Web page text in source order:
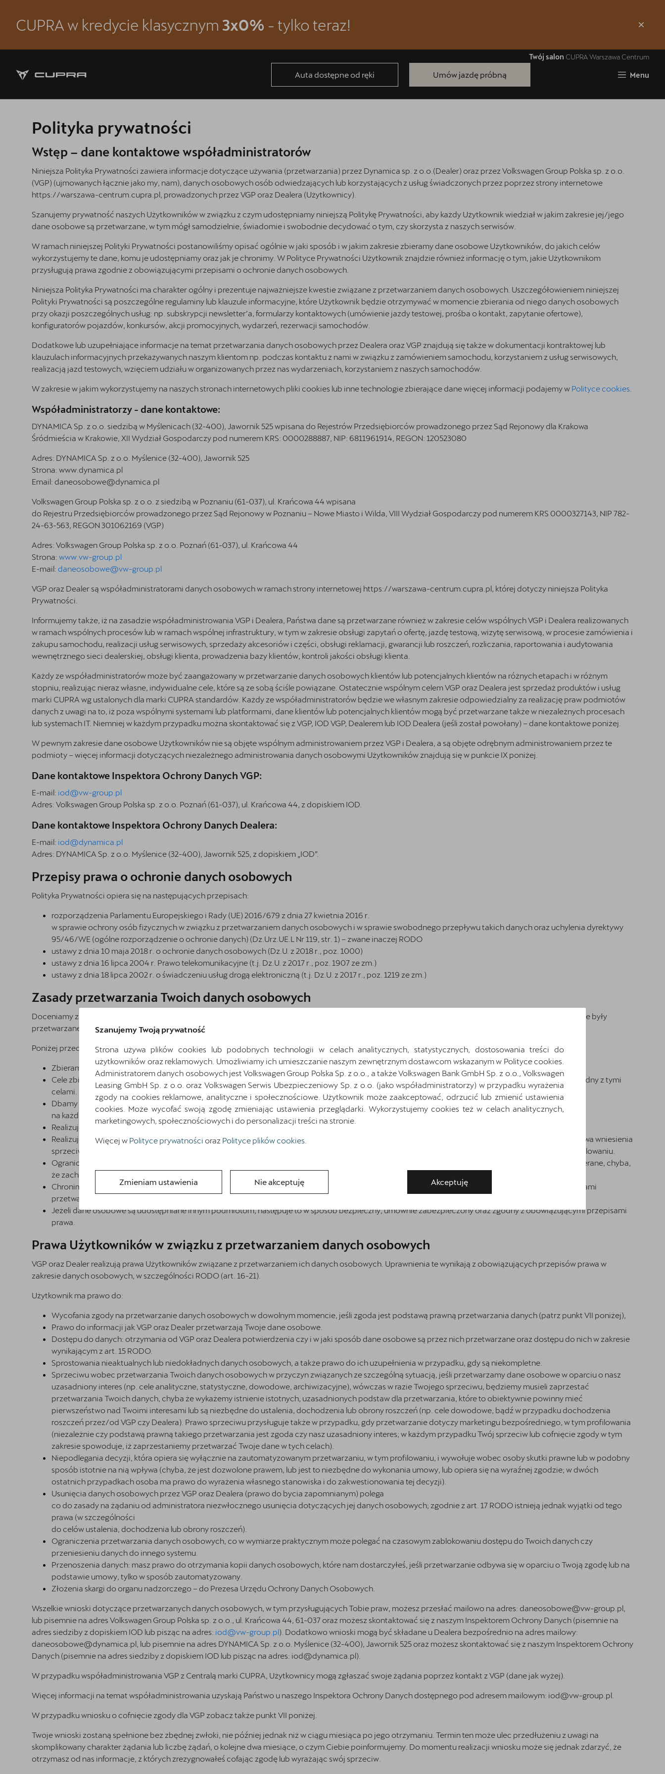
CUPRA w kredycie klasycznym 3x0% - tylko teraz!
Twój salon CUPRA Warszawa Centrum
Auta dostępne od ręki Umów jazdę próbną Menu
Samochody dostępne od ręki
Jazda próbna CUPRĄ
5 lat gwarancji
Finansowanie
Serwis
Oryginalne części zamienne
Akcesoria CUPRA
CUPRA for business
Umów jazdę próbną przez Booksy!
Kontakt
i skrzynią biegów
Polityka prywatności
Wstęp – dane kontaktowe współadministratorów
Niniejsza Polityka Prywatności zawiera informacje dotyczące używania (przetwarzania) przez Dynamica sp. z o.o. (Dealer) oraz przez Volkswagen Group Polska sp. z o.o.
(VGP) (ujmowanych łącznie jako my, nam), danych osobowych osób odwiedzających lub korzystających z usług świadczonych przez poprzez strony internetowe
https://warszawa-centrum.cupra.pl, prowadzonych przez VGP oraz Dealera (Użytkownicy).
Szanujemy prywatność naszych Użytkowników w związku z czym udostępniamy niniejszą Politykę Prywatności, aby każdy Użytkownik wiedział w jakim zakresie jej/jego
dane osobowe są przetwarzane, w tym mógł samodzielnie, świadomie i swobodnie decydować o tym, czy skorzysta z naszych serwisów.
W ramach niniejszej Polityki Prywatności postanowiliśmy opisać ogólnie w jaki sposób i w jakim zakresie zbieramy dane osobowe Użytkowników, do jakich celów
wykorzystujemy te dane, komu je udostępniamy oraz jak je chronimy. W Polityce Prywatności Użytkownik znajdzie również informację o tym, jakie Użytkownikom
przysługują prawa zgodnie z obowiązującymi przepisami o ochronie danych osobowych.
Niniejsza Polityka Prywatności ma charakter ogólny i prezentuje najważniejsze kwestie związane z przetwarzaniem danych osobowych. Uszczegółowieniem niniejszej
Polityki Prywatności są poszczególne regulaminy lub klauzule informacyjne, które Użytkownik będzie otrzymywać w momencie zbierania od niego danych osobowych
przy okazji poszczególnych usług: np. subskrypcji newsletter’a, formularzy kontaktowych (umówienie jazdy testowej, prośba o kontakt, zapytanie ofertowe),
konfiguratorów pojazdów, konkursów, akcji promocyjnych, wydarzeń, rezerwacji samochodów.
Dodatkowe lub uzupełniające informacje na temat przetwarzania danych osobowych przez Dealera oraz VGP znajdują się także w dokumentacji kontraktowej lub
klauzulach informacyjnych przekazywanych naszym klientom np. podczas kontaktu z nami w związku z zamówieniem samochodu, korzystaniem z usług serwisowych,
realizacją jazd testowych, wzięciem udziału w organizowanych przez nas wydarzeniach, korzystaniem z naszych samochodów.
W zakresie w jakim wykorzystujemy na naszych stronach internetowych pliki cookies lub inne technologie zbierające dane więcej informacji podajemy w Polityce cookies
Współadministratorzy - dane kontaktowe:
DYNAMICA Sp. z o.o. siedzibą w Myślenicach (32-400), Jawornik 525 wpisana do Rejestrów Przedsiębiorców prowadzonego przez Sąd Rejonowy dla Krakowa
Śródmieścia w Krakowie, XII Wydział Gospodarczy pod numerem KRS: 0000288887, NIP: 6811961914, REGON: 120523080
Adres: DYNAMICA Sp. z o.o. Myślenice (32-400), Jawornik 525
Strona: www.dynamica.pl
Email: daneosobowe@dynamica.pl
Volkswagen Group Polska sp. z o.o. z siedzibą w Poznaniu (61-037), ul. Krańcowa 44 wpisana
do Rejestru Przedsiębiorców prowadzonego przez Sąd Rejonowy w Poznaniu – Nowe Miasto i Wilda, VIII Wydział Gospodarczy pod numerem KRS 0000327143, NIP 782-
24-63-563, REGON 301062169 (VGP)
Adres: Volkswagen Group Polska sp. z o.o. Poznań (61-037), ul. Krańcowa 44
Strona: www.vw-group.pl
E-mail: daneosobowe@vw-group.pl
VGP oraz Dealer są współadministratorami danych osobowych w ramach strony internetowej https://warszawa-centrum.cupra.pl, której dotyczy niniejsza Polityka
Prywatności.
Informujemy także, iż na zasadzie współadministrowania VGP i Dealera, Państwa dane są przetwarzane również w zakresie celów wspólnych VGP i Dealera realizowanych
w ramach wspólnych procesów lub w ramach wspólnej infrastruktury, w tym w zakresie obsługi zapytań o ofertę, jazdę testową, wizytę serwisową, w procesie zamówienia i
zakupu samochodu, realizacji usług serwisowych, sprzedaży akcesoriów i części, obsługi reklamacji, gwarancji lub roszczeń, rozliczania, raportowania i audytowania
wewnętrznego sieci dealerskiej, obsługi klienta, prowadzenia bazy klientów, kontroli jakości obsługi klienta.
Każdy ze współadministratorów może być zaangażowany w przetwarzanie danych osobowych klientów lub potencjalnych klientów na różnych etapach i w różnym
stopniu, realizując nieraz własne, indywidualne cele, które są ze sobą ściśle powiązane. Ostatecznie wspólnym celem VGP oraz Dealera jest sprzedaż produktów i usług
marki CUPRA wg ustalonych dla marki CUPRA standardów. Każdy ze współadministratorów będzie we własnym zakresie odpowiedzialny za realizację praw podmiotów
danych z uwagi na to, iż poza wspólnymi systemami lub platformami, dane klientów lub potencjalnych klientów mogą być przetwarzane także w niezależnych procesach
lub systemach IT. Niemniej w każdym przypadku można skontaktować się z VGP, IOD VGP, Dealerem lub IOD Dealera (jeśli został powołany) – dane kontaktowe poniżej.
W pewnym zakresie dane osobowe Użytkowników nie są objęte wspólnym administrowaniem przez VGP i Dealera, a są objęte odrębnym administrowaniem przez te
podmioty – więcej informacji dotyczących niezależnego administrowania danych osobowymi Użytkowników znajdują się w punkcie IX poniżej.
Dane kontaktowe Inspektora Ochrony Danych VGP:
E-mail: iod@vw-group.pl
Adres: Volkswagen Group Polska sp. z o.o. Poznań (61-037), ul. Krańcowa 44, z dopiskiem IOD.
Dane kontaktowe Inspektora Ochrony Danych Dealera:
E-mail: iod@dynamica.pl
Adres: DYNAMICA Sp. z o.o. Myślenice (32-400), Jawornik 525, z dopiskiem „IOD”.
Przepisy prawa o ochronie danych osobowych
Polityka Prywatności opiera się na następujących przepisach:
rozporządzenia Parlamentu Europejskiego i Rady (UE) 2016/679 z dnia 27 kwietnia 2016 r.
w sprawie ochrony osób fizycznych w związku z przetwarzaniem danych osobowych i w sprawie swobodnego przepływu takich danych oraz uchylenia dyrektywy
95/46/WE (ogólne rozporządzenie o ochronie danych) (Dz.Urz.UE.L Nr 119, str. 1) – zwane inaczej RODO
ustawy z dnia 10 maja 2018 r. o ochronie danych osobowych (Dz.U. z 2018 r., poz. 1000)
ustawy z dnia 16 lipca 2004 r. Prawo telekomunikacyjne (t.j. Dz.U. z 2017 r., poz. 1907 ze zm.)
ustawy z dnia 18 lipca 2002 r. o świadczeniu usług drogą elektroniczną (t.j. Dz.U. z 2017 r., poz. 1219 ze zm.)
Zasady przetwarzania Twoich danych osobowych
Doceniamy zaufanie, którym obdarzyli nas Użytkownicy. W ramach przetwarzania danych osobowych Użytkowników przykładamy wagę do tego, aby dane te były
przetwarzane w sposób bezpieczny, rzetelny, zgodny z prawem oraz przejrzysty dla Użytkownika.
Poniżej przedstawiamy najważniejsze zasady, jakimi się kierujemy:
Zbieramy dane osobowe jedynie w minimalnym zakresie, niezbędnym do realizacji celów, dla których są zbierane.
Cele zbierania danych osobowych Użytkowników są jasno określone, mające oparcie w przepisach prawa – nie przetwarzamy danych w sposób niezgodny z tymi
celami.
Dbamy o aktualność i poprawność danych osobowych Użytkowników i niezwłocznie reagujemy
na każde wnioski o sprostowanie czy aktualizację danych.
Realizujemy prawo Użytkowników do dostępu do ich danych osobowych oraz ich poprawiania.
Realizujemy także prawa Użytkowników do usunięcia danych osobowych, wycofania zgody, ograniczenia przetwarzania, do przenoszenia danych, prawa wniesienia
sprzeciwu wobec przetwarzania danych, prawa do niepodlegania decyzji opartej wyłącznie na zautomatyzowanym przetwarzaniu danych, w tym profilowaniu.
Ograniczamy przechowywanie danych osobowych zgodnie z przepisami prawa, jedynie do okresu niezbędnego dla realizacji celów, dla których są zbierane, chyba,
że zachodzą zdarzenia mogące wydłużyć okres przechowywania danych.
Chronimy dane osobowe Użytkowników przed utratą, dostępem osób niepowołanych, przypadkową utratą lub zmianą oraz innymi bezprawnymi formami
przetwarzania.
Jeżeli dane osobowe są udostępniane innym podmiotom, następuje to w sposób bezpieczny, umownie zabezpieczony oraz zgodny z obowiązującymi przepisami
prawa.
Prawa Użytkowników w związku z przetwarzaniem danych osobowych
VGP oraz Dealer realizują prawa Użytkowników związane z przetwarzaniem ich danych osobowych. Uprawnienia te wynikają z obowiązujących przepisów prawa w
zakresie danych osobowych, w szczególności RODO (art. 16-21).
Użytkownik ma prawo do:
Wycofania zgody na przetwarzanie danych osobowych w dowolnym momencie, jeśli zgoda jest podstawą prawną przetwarzania danych (patrz punkt VII poniżej),
Prawo do informacji jak VGP oraz Dealer przetwarzają Twoje dane osobowe.
Dostępu do danych: otrzymania od VGP oraz Dealera potwierdzenia czy i w jaki sposób dane osobowe są przez nich przetwarzane oraz dostępu do nich w zakresie
wynikającym z art. 15 RODO.
Sprostowania nieaktualnych lub niedokładnych danych osobowych, a także prawo do ich uzupełnienia w przypadku, gdy są niekompletne.
Sprzeciwu wobec przetwarzania Twoich danych osobowych w przyczyn związanych ze szczególną sytuacją, jeśli przetwarzamy dane osobowe w oparciu o nasz
uzasadniony interes (np. cele analityczne, statystyczne, dowodowe, archiwizacyjne), wówczas w razie Twojego sprzeciwu, będziemy musieli zaprzestać
przetwarzania Twoich danych, chyba że wykażemy istnienie istotnych, uzasadnionych podstaw dla przetwarzania, które to obiektywnie powinny mieć
pierwszeństwo nad Twoimi interesami lub są niezbędne do ustalenia, dochodzenia lub obrony roszczeń (np. cele dowodowe, bądź w przypadku dochodzenia
roszczeń przez/od VGP czy Dealera). Prawo sprzeciwu przysługuje także w przypadku, gdy przetwarzanie dotyczy marketingu bezpośredniego, w tym profilowania
(niezależnie czy podstawą prawną takiego przetwarzania jest zgoda czy nasz uzasadniony interes; w każdym przypadku Twój sprzeciw lub cofnięcie zgody w tym
zakresie spowoduje, iż zaprzestaniemy przetwarzać Twoje dane w tych celach).
Niepodlegania decyzji, która opiera się wyłącznie na zautomatyzowanym przetwarzaniu, w tym profilowaniu, i wywołuje wobec osoby skutki prawne lub w podobny
sposób istotnie na nią wpływa (chyba, że jest dozwolone prawem, lub jest to niezbędne do wykonania umowy, lub opiera się na wyraźnej zgodzie; w dwóch
ostatnich przypadkach osoba ma prawo do wyrażenia własnego stanowiska i do zakwestionowania tej decyzji).
Usunięcia danych osobowych przez VGP oraz Dealera (prawo do bycia zapomnianym) polega
co do zasady na żądaniu od administratora niezwłocznego usunięcia dotyczących jej danych osobowych; zgodnie z art. 17 RODO istnieją jednak wyjątki od tego
prawa (w szczególności
do celów ustalenia, dochodzenia lub obrony roszczeń).
Ograniczenia przetwarzania danych osobowych, co w wymiarze praktycznym może polegać na czasowym zablokowaniu dostępu do Twoich danych czy
przeniesieniu danych do innego systemu.
Przenoszenia danych: masz prawo do otrzymania kopii danych osobowych, które nam dostarczyłeś, jeśli przetwarzanie odbywa się w oparciu o Twoją zgodę lub na
podstawie umowy, tylko w sposób zautomatyzowany.
Złożenia skargi do organu nadzorczego – do Prezesa Urzędu Ochrony Danych Osobowych.
Wszelkie wnioski dotyczące przetwarzanych danych osobowych, w tym przysługujących Tobie praw, możesz przesłać mailowo na adres: daneosobowe@vw-group.pl,
lub pisemnie na adres Volkswagen Group Polska sp. z o.o., ul. Krańcowa 44, 61-037 oraz możesz skontaktować się z naszym Inspektorem Ochrony Danych (pisemnie na
adres siedziby z dopiskiem IOD lub pisząc na adres: iod@vw-group.pl). Dodatkowo wnioski mogą być składane u Dealera bezpośrednio na adres mailowy:
daneosobowe@dynamica.pl, lub pisemnie na adres DYNAMICA Sp. z o.o. Myślenice (32-400), Jawornik 525 oraz możesz skontaktować się z naszym Inspektorem Ochrony
Danych (pisemnie na adres siedziby z dopiskiem IOD lub pisząc na adres: iod@dynamica.pl).
W przypadku współadministrowania VGP z Centralą marki CUPRA, Użytkownicy mogą zgłaszać swoje żądania poprzez kontakt z VGP (dane jak wyżej).
Więcej informacji na temat współadministrowania uzyskają Państwo u naszego Inspektora Ochrony Danych dostępnego pod adresem mailowym: iod@vw-group.pl.
W przypadku wniosku o cofnięcie zgody dla VGP zobacz także punkt VII poniżej.
Twoje wnioski zostaną spełnione bez zbędnej zwłoki, nie później jednak niż w ciągu miesiąca po jego otrzymaniu. Termin ten może ulec przedłużeniu z uwagi na
skomplikowany charakter żądania lub liczbę żądań, o kolejne dwa miesiące, o czym Ciebie poinformujemy. Do momentu realizacji wniosku może się jednak zdarzyć, że
otrzymasz od nas informacje, z których zrezygnowałeś cofając zgodę lub wyrażając swój sprzeciw.
Szanujemy Twoją prywatność
Strona używa plików cookies lub podobnych technologii w celach analitycznych, statystycznych, dostosowania treści do
użytkowników oraz reklamowych. Umożliwiamy ich umieszczanie naszym zewnętrznym dostawcom wskazanym w Polityce cookies.
Administratorem danych osobowych jest Volkswagen Group Polska Sp. z o.o., a także Volkswagen Bank GmbH Sp. z o.o., Volkswagen
Leasing GmbH Sp. z o.o. oraz Volkswagen Serwis Ubezpieczeniowy Sp. z o.o. (jako współadministratorzy) w przypadku wyrażenia
zgody na cookies reklamowe, analityczne i społecznościowe. Użytkownik może zaakceptować, odrzucić lub zmienić ustawienia
cookies. Może wycofać swoją zgodę zmieniając ustawienia przeglądarki. Wykorzystujemy cookies też w celach analitycznych,
marketingowych, społecznościowych i do personalizacji treści na stronie.
Więcej w Polityce prywatności oraz Polityce plików cookies
Zmieniam ustawienia Nie akceptuję Akceptuję